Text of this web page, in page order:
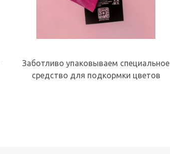
Заботливо упаковываем специальное
средство для подкормки цветов